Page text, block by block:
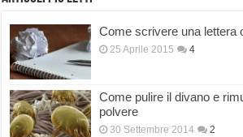
Come scrivere una lettera
25 Aprile 2015 4
Come pulire il divano e
polvere
30 Settembre 2014 2